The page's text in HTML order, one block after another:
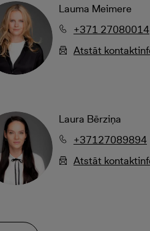
Lauma Meimere
+371 27080014
Atstāt
Laura Bērziņa
+37127089894
Atstāt